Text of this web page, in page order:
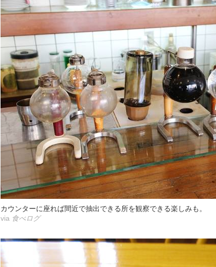
カウンターに座れば間近で抽出できる所を観察できる楽しみも。
via 食べログ